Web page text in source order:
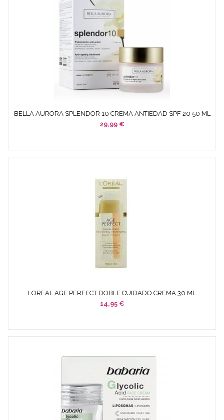
BELLA AURORA SPLENDOR 10 CREMA ANTIEDAD SPF 20 50 ML
29,99 €
LOREAL AGE PERFECT DOBLE CUIDADO CREMA 30 ML
ANTIARRUGAS...
14,95 €